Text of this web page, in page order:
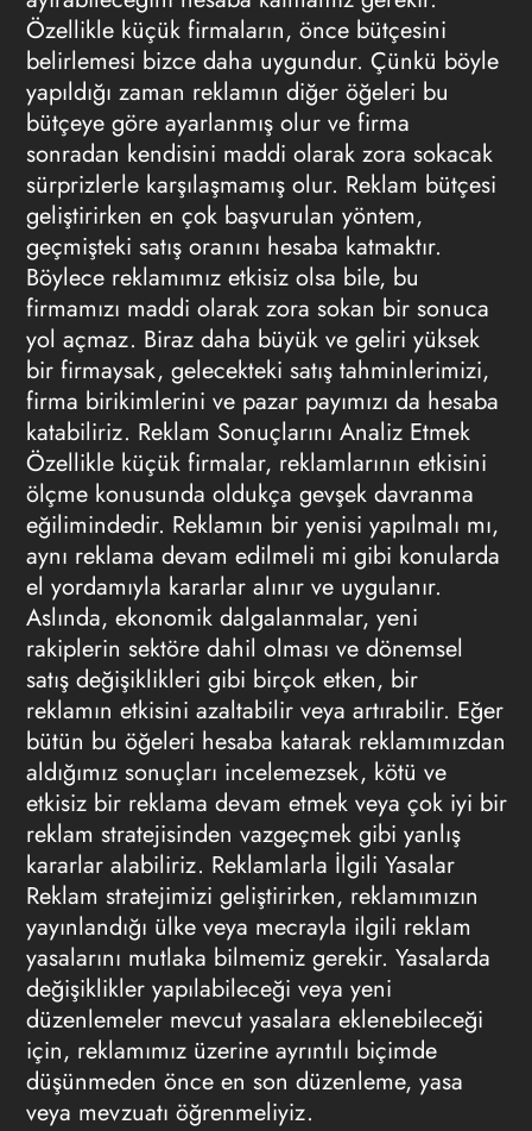
Özellikle küçük firmaların, önce bütçesini
belirlemesi bizce daha uygundur. Çünkü böyle
yapıldığı zaman reklamın diğer öğeleri bu
bütçeye göre ayarlanmış olur ve firma
sonradan kendisini maddi olarak zora sokacak
sürprizlerle karşılaşmamış olur. Reklam bütçesi
geliştirirken en çok başvurulan yöntem,
geçmişteki satış oranını hesaba katmaktır.
Böylece reklamımız etkisiz olsa bile, bu
firmamızı maddi olarak zora sokan bir sonuca
yol açmaz. Biraz daha büyük ve geliri yüksek
bir firmaysak, gelecekteki satış tahminlerimizi,
firma birikimlerini ve pazar payımızı da hesaba
katabiliriz. Reklam Sonuçlarını Analiz Etmek
Özellikle küçük firmalar, reklamlarının etkisini
ölçme konusunda oldukça gevşek davranma
eğilimindedir. Reklamın bir yenisi yapılmalı mı,
aynı reklama devam edilmeli mi gibi konularda
el yordamıyla kararlar alınır ve uygulanır.
Aslında, ekonomik dalgalanmalar, yeni
rakiplerin sektöre dahil olması ve dönemsel
satış değişiklikleri gibi birçok etken, bir
reklamın etkisini azaltabilir veya artırabilir. Eğer
bütün bu öğeleri hesaba katarak reklamımızdan
aldığımız sonuçları incelemezsek, kötü ve
etkisiz bir reklama devam etmek veya çok iyi bir
reklam stratejisinden vazgeçmek gibi yanlış
kararlar alabiliriz. Reklamlarla İlgili Yasalar
Reklam stratejimizi geliştirirken, reklamımızın
yayınlandığı ülke veya mecrayla ilgili reklam
yasalarını mutlaka bilmemiz gerekir. Yasalarda
değişiklikler yapılabileceği veya yeni
düzenlemeler mevcut yasalara eklenebileceği
için, reklamımız üzerine ayrıntılı biçimde
düşünmeden önce en son düzenleme, yasa
veya mevzuatı öğrenmeliyiz.